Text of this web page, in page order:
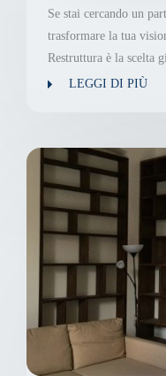
Se stai cercando un
trasformare la tua
Restruttura è la scelta
LEGGI DI PIÙ